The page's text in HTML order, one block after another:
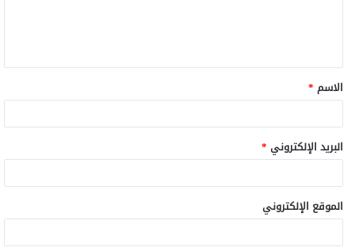
الاسم *
البريد الإلكتروني *
الموقع الإلكتروني